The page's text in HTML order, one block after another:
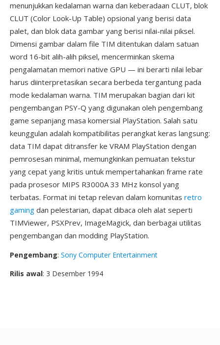
menunjukkan kedalaman warna dan keberadaan CLUT, blok
CLUT (Color Look-Up Table) opsional yang berisi data
palet, dan blok data gambar yang berisi nilai-nilai piksel.
Dimensi gambar dalam file TIM ditentukan dalam satuan
word 16-bit alih-alih piksel, mencerminkan skema
pengalamatan memori native GPU — ini berarti nilai lebar
harus diinterpretasikan secara berbeda tergantung pada
mode kedalaman warna. TIM merupakan bagian dari kit
pengembangan PSY-Q yang digunakan oleh pengembang
game sepanjang masa komersial PlayStation. Salah satu
keunggulan adalah kompatibilitas perangkat keras langsung:
data TIM dapat ditransfer ke VRAM PlayStation dengan
pemrosesan minimal, memungkinkan pemuatan tekstur
yang cepat yang kritis untuk mempertahankan frame rate
pada prosesor MIPS R3000A 33 MHz konsol yang
terbatas. Format ini tetap relevan dalam komunitas retro
gaming dan pelestarian, dapat dibaca oleh alat seperti
TIMViewer, PSXPrev, ImageMagick, dan berbagai utilitas
pengembangan dan modding PlayStation.
Pengembang: Sony Computer Entertainment
Rilis awal: 3 Desember 1994